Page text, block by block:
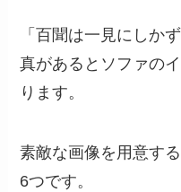
「百聞は一見にしか
真があるとソファの
ります。
素敵な画像を用意す
6つです。